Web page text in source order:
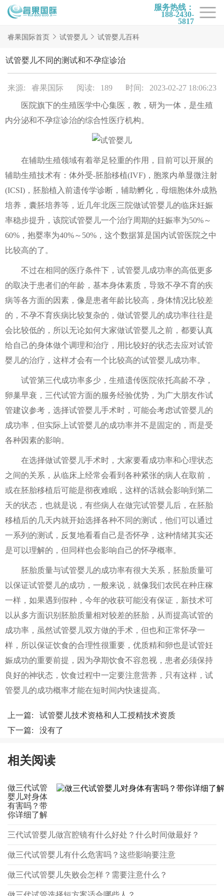
服务热线：
188-2430-
5817
首页
试管项目
试管百科
试管医院
睿果国际首页 试管婴儿 试管婴儿百科
试管婴儿不同的测试和不孕症诊治
来源: 睿果国际 阅读: 189 时间: 2023-02-27 18:06:23
医院旗下的生殖医学中心集医，教，研为一体，是生殖
内分泌和不孕症诊治的综合性医疗机构。
在辅助生殖领域有着举足轻重的作用，目前可以开展的
辅助生殖技术有：体外受-胚胎移植(IVF)，胞浆内单显微注射
(ICSI)，胚胎植入前遗传学诊断，辅助孵化，母细胞体外成熟
培养，囊胚培养等，近几年北医三院做试管婴儿的临床妊娠
率稳步提升，该院试管婴儿一个治疗周期的妊娠率为50%～
60%，抱婴率为40%～50%，这个数据算是国内试管医院之中
比较高的了。
不过在相同的医疗条件下，试管婴儿成功率的高低更多
的取决于患者们的年龄，基本身体素质，导致不孕不育的疾
病等各方面的因素，像是患者年龄比较高，身体情况比较差
的，不孕不育疾病比较复杂的，做试管婴儿的成功率往往是
会比较低的，所以无论如何大家做试管婴儿之前，都要认真
给自己的身体做个调理和治疗，用比较好的状态去应对试管
婴儿的治疗，这样才会有一个比较高的试管婴儿成功率。
试管第三代成功率多少，生殖遗传医院依托高龄不孕，
卵巢早衰，三代试管方面的服务经验优势，为广大朋友作试
管建议参考，选择试管婴儿手术时，可能会考虑试管婴儿的
成功率，但实际上试管婴儿的成功率并不是固定的，而是受
各种因素的影响。
在选择做试管婴儿手术时，大家要看成功率和心理状态
之间的关系，从临床上经常会看到各种紧张的病人在取前，
或在胚胎移植后可能是彻夜难眠，这样的话就会影响到第二
天的状态，也就是说，有些病人在做完试管婴儿后，在胚胎
移植后的几天内就开始选择各种不同的测试，他们可以通过
一系列的测试，反复地看看自己是否怀孕，这种情绪其实还
是可以理解的，但同样也会影响自己的怀孕概率。
胚胎质量与试管婴儿的成功率有很大关系，胚胎质量可
以保证试管婴儿的成功，一般来说，就像我们农民在种庄稼
一样，如果遇到假种，今年的收获可能没有保证，新技术可
以从多方面识别胚胎质量相对较差的胚胎，从而提高试管的
成功率，虽然试管婴儿双方做的手术，但也和正常怀孕一
样，所以保证饮食的合理性很重要，优质精和卵也是试管妊
娠成功的重要前提，因为孕期饮食不容忽视，患者必须保持
良好的神状态，饮食过程中一定要注意营养，只有这样，试
管婴儿的成功概率才能在短时间内快速提高。
上一篇: 试管婴儿技术资格和人工授精技术资质
下一篇: 没有了
相关阅读
做三代试管
婴儿对身体
有害吗？带
你详细了解
三代试管婴儿做宫腔镜有什么好处？什么时间做最好？
做三代试管婴儿有什么危害吗？这些影响要注意
做三代试管婴儿失败会怎样？需要注意什么？